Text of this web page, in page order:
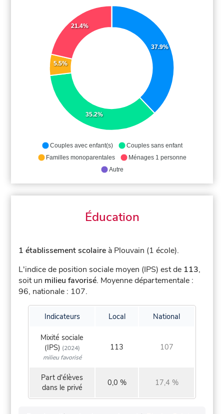
37.9%
35.2%
5.5%
21.4%
Couples avec enfant(s)
Couples sans enfant
Familles monoparentales
Ménages 1 personne
Autre
Éducation
1 établissement scolaire à Plouvain (1 école).
L'indice de position sociale moyen (IPS) est de 113,
soit un milieu favorisé. Moyenne départementale :
96, nationale : 107.
Indicateurs Local National
Mixité sociale
(IPS) (2024)
milieu favorisé
113 107
Part d'élèves
dans le privé
0,0 % 17,4 %